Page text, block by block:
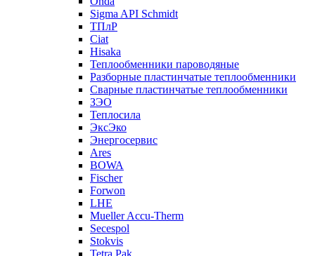
Sigma API Schmidt
ТПлР
Ciat
Hisaka
Теплообменники пароводяные
Разборные пластинчатые теплообменники
Сварные пластинчатые теплообменники
ЗЭО
Теплосила
ЭксЭко
Энергосервис
Ares
BOWA
Fischer
Forwon
LHE
Mueller Accu-Therm
Secespol
Stokvis
Tetra Pak